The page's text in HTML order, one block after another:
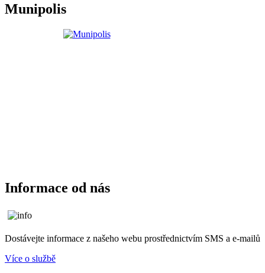
Munipolis
Informace od nás
Dostávejte informace z našeho webu prostřednictvím SMS a e-mailů
Více o službě